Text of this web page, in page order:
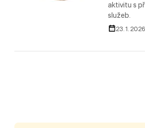
aktivitu s
služeb.
23. 1. 2026